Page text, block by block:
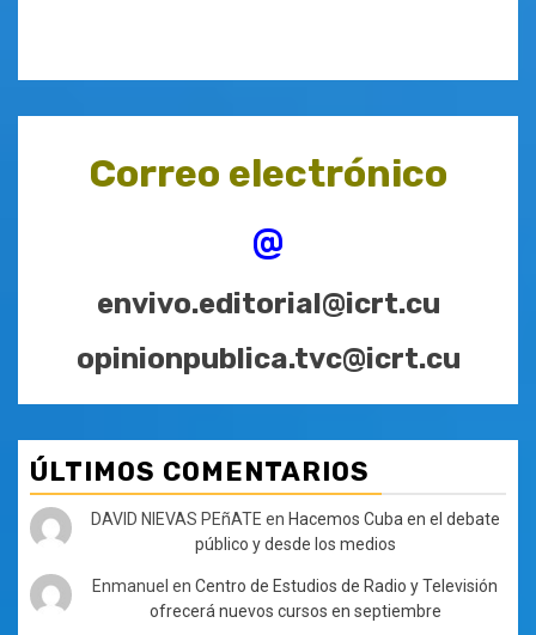
Correo electrónico
@
envivo.editorial@icrt.cu
opinionpublica.tvc@icrt.cu
ÚLTIMOS COMENTARIOS
DAVID NIEVAS PEñATE en Hacemos Cuba en el debate
público y desde los medios
Enmanuel enCentro de Estudios de Radio y Televisión
ofrecerá nuevos cursos en septiembre